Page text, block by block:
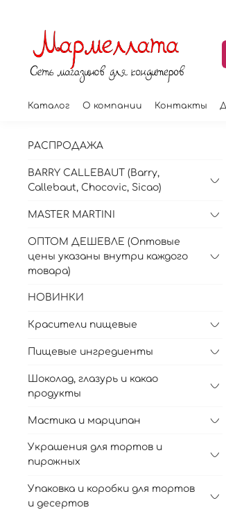
Каталог О компании Контакты
РАСПРОДАЖА
BARRY CALLEBAUT (Barry,
Callebaut, Chocovic, Sicao)
MASTER MARTINI
ОПТОМ ДЕШЕВЛЕ (Оптовые
цены указаны внутри каждого
товара)
НОВИНКИ
Красители пищевые
Пищевые ингредиенты
Шоколад, глазурь и какао
продукты
Мастика и марципан
Украшения для тортов и
пирожных
Упаковка и коробки для тортов
и десертов